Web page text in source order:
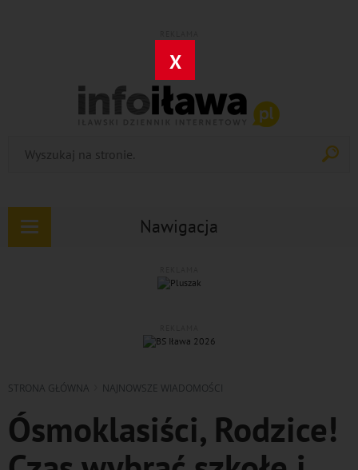
X
Nawigacja
Rozwiń
STRONA GŁÓWNA NAJNOWSZE WIADOMOŚCI
Ósmoklasiści, Rodzice!